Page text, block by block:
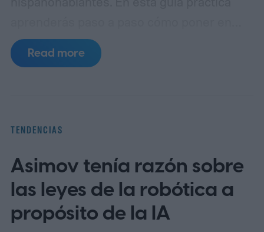
español MyChart (el portal de pacientes
basado en Epic), así como apps populares
en su idioma.
Read more
TENDENCIAS
Asimov tenía razón sobre
las leyes de la robótica a
propósito de la IA